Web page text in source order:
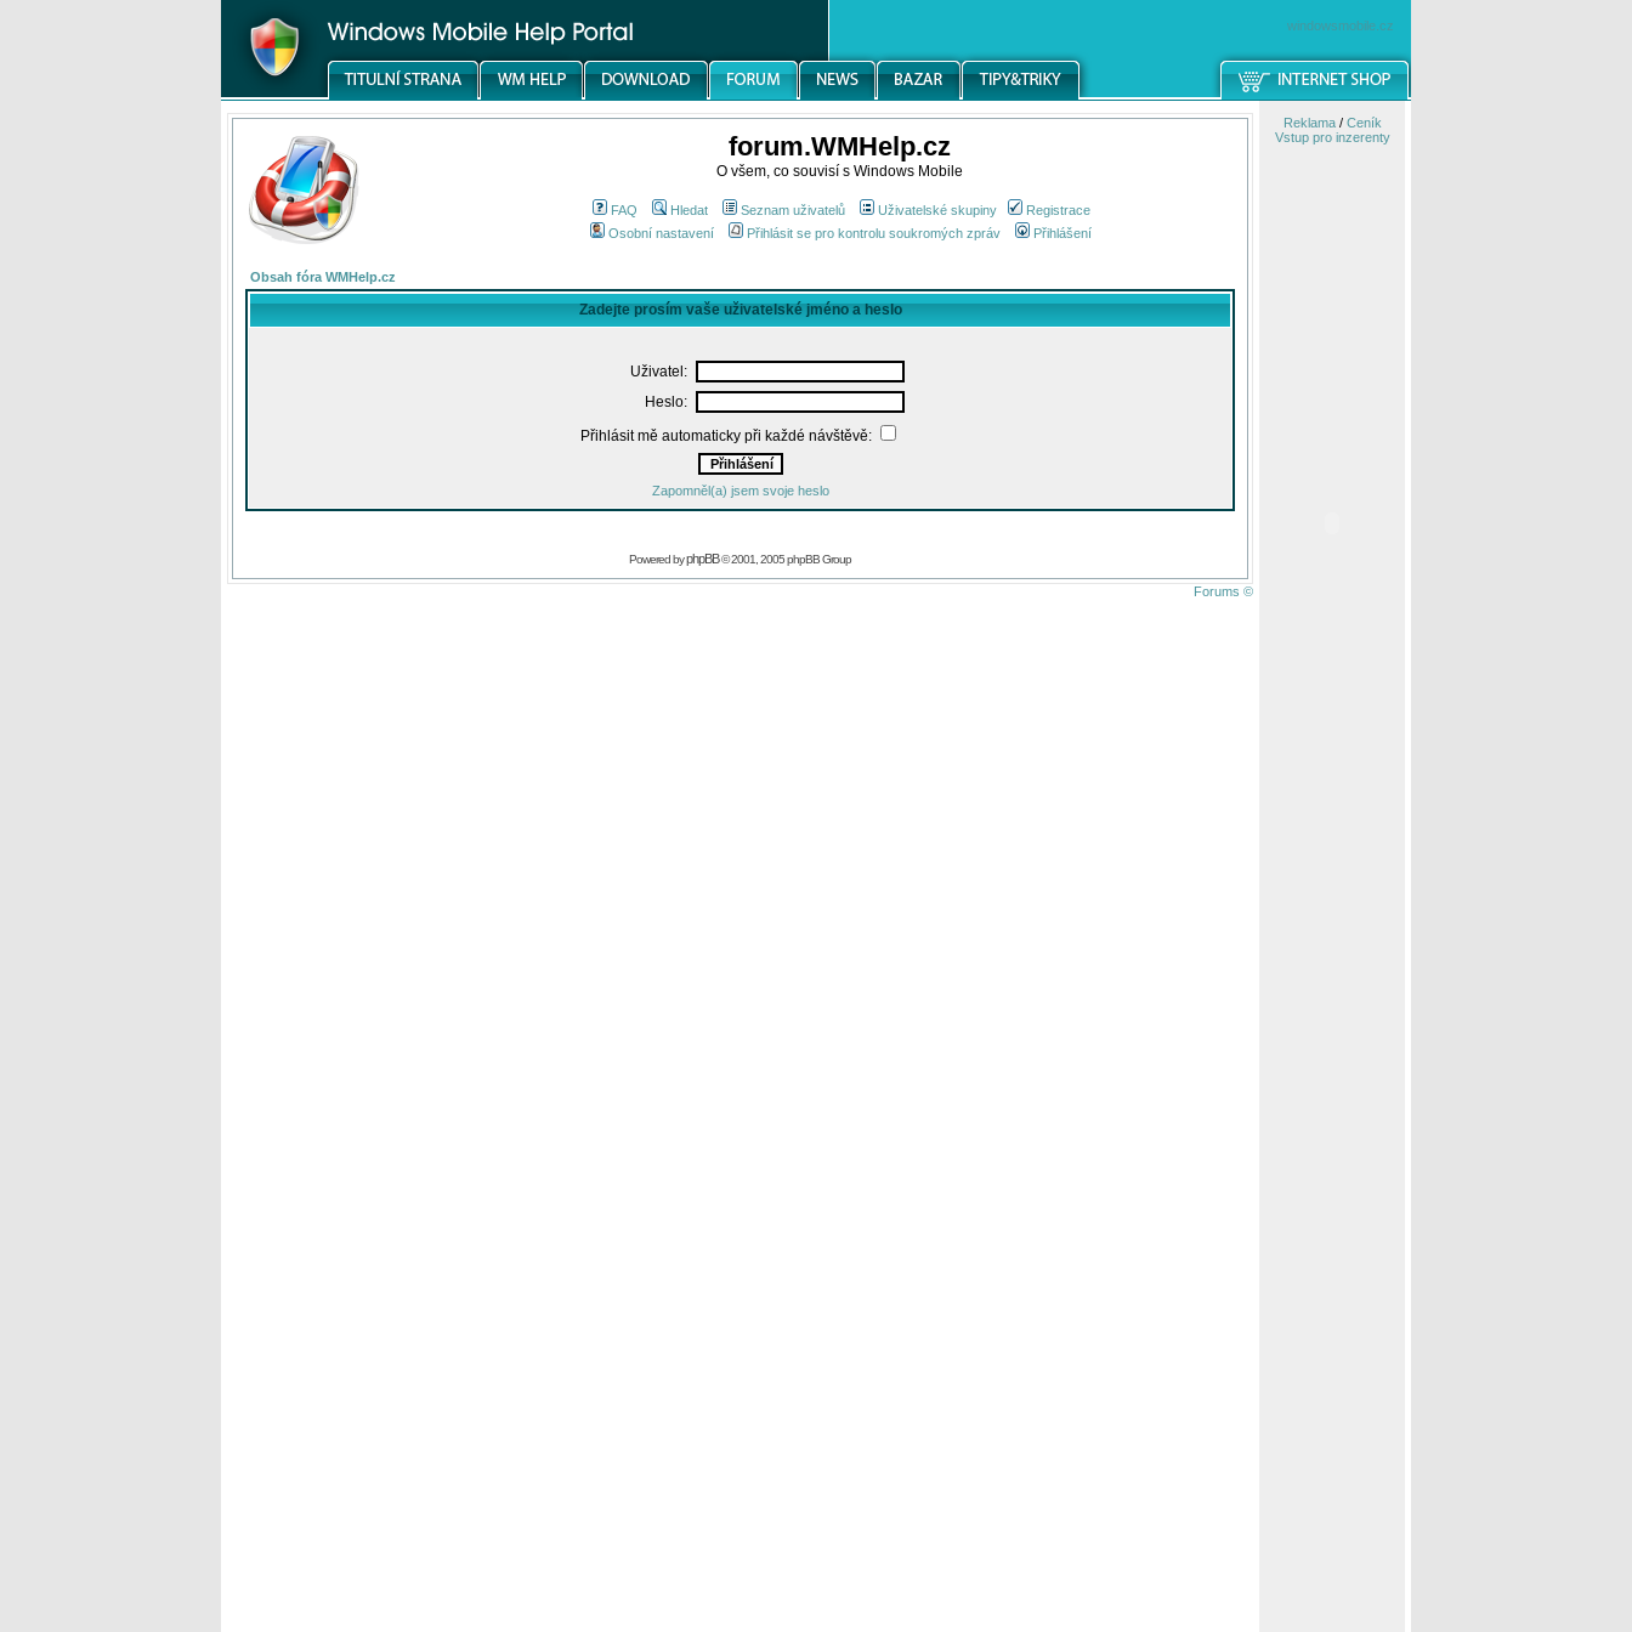
windowsmobile.cz
forum.WMHelp.cz
O všem, co souvisí s Windows Mobile
FAQ Hledat Seznam uživatelů Uživatelské skupiny
Registrace
Osobní nastavení
Přihlásit se pro kontrolu soukromých zpráv Přihlášení
Obsah fóra WMHelp.cz
Zadejte prosím vaše uživatelské jméno a heslo
Uživatel:
Heslo:
Přihlásit mě automaticky při každé návštěvě:
Zapomněl(a) jsem svoje heslo
Powered byphpBB© 2001, 2005 phpBB Group
Forums ©
Reklama/ Ceník
Vstup pro inzerenty